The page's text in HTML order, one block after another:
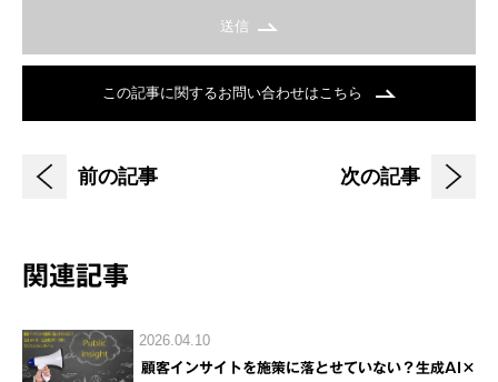
送信
この記事に関するお問い合わせはこちら
前の記事 次の記事
関連記事
2026.04.10
顧客インサイトを施策に落とせていない？生成AI×